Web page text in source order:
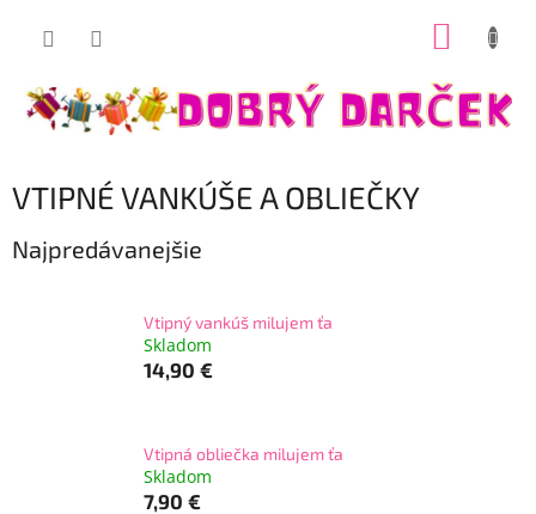
VTIPNÉ VANKÚŠE A OBLIEČKY
Najpredávanejšie
Vtipný vankúš milujem ťa
Skladom
14,90 €
Vtipná obliečka milujem ťa
Skladom
7,90 €
Dobrý darček